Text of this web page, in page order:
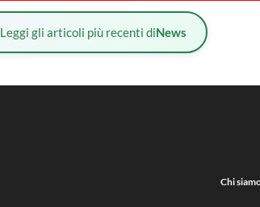
Leggi gli articoli più recenti diNews
Chi